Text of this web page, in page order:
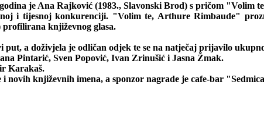
je Ana Rajković (1983., Slavonski Brod) s pričom "Volim
i tijesnoj konkurenciji. "Volim te, Arthure Rimbaude"
profilirana književnog glasa.
a doživjela je odličan odjek te se na natječaj prijavilo
Pintarić, Sven Popović, Ivan Zrinušić i Jasna Žmak.
Karakaš.
književnih imena, a sponzor nagrade je cafe-bar